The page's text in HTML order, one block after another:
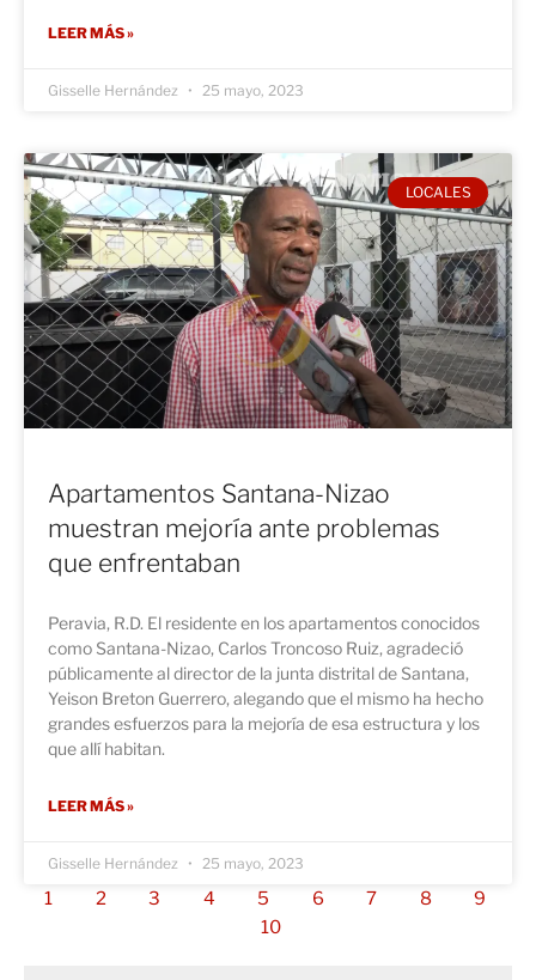
LEER MÁS »
Gisselle Hernández 25 mayo, 2023
LOCALES
Apartamentos Santana-Nizao
muestran mejoría ante problemas
que enfrentaban
Peravia, R.D. El residente en los apartamentos conocidos
como Santana-Nizao, Carlos Troncoso Ruiz, agradeció
públicamente al director de la junta distrital de Santana,
Yeison Breton Guerrero, alegando que el mismo ha hecho
grandes esfuerzos para la mejoría de esa estructura y los
que allí habitan.
LEER MÁS »
Gisselle Hernández 25 mayo, 2023
1 2 3 4 5 6 7 8
9
10